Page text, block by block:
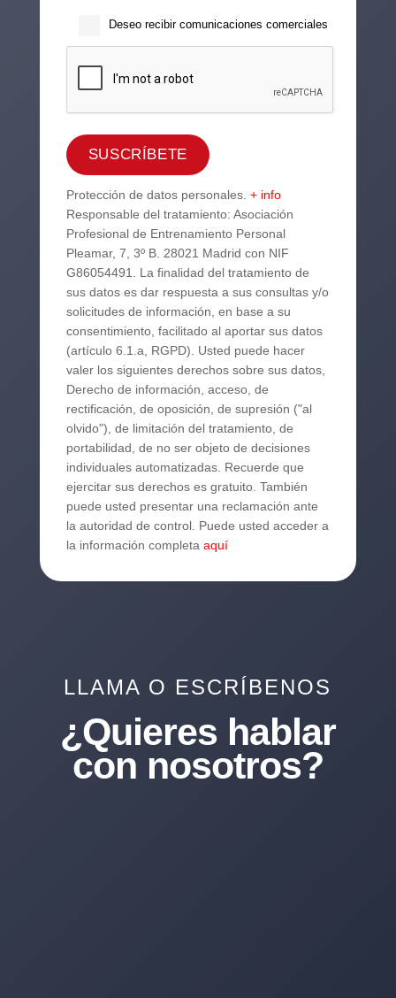
Deseo recibir comunicaciones comerciales
Protección de datos personales. + info
Responsable del tratamiento: Asociación
Profesional de Entrenamiento Personal
Pleamar, 7, 3º B. 28021 Madrid con NIF
G86054491. La finalidad del tratamiento de
sus datos es dar respuesta a sus consultas y/o
solicitudes de información, en base a su
consentimiento, facilitado al aportar sus datos
(artículo 6.1.a, RGPD). Usted puede hacer
valer los siguientes derechos sobre sus datos,
Derecho de información, acceso, de
rectificación, de oposición, de supresión ("al
olvido"), de limitación del tratamiento, de
portabilidad, de no ser objeto de decisiones
individuales automatizadas. Recuerde que
ejercitar sus derechos es gratuito. También
puede usted presentar una reclamación ante
la autoridad de control. Puede usted acceder a
la información completa aquí
LLAMA O ESCRÍBENOS
¿Quieres hablar
con nosotros?